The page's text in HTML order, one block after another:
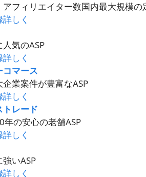
アフィリエイター数国内最大規模の
詳しく
気のASP
詳しく
コマース
業案件が豊富なASP
詳しく
トレード
年の安心の老舗ASP
詳しく
いASP
詳しく